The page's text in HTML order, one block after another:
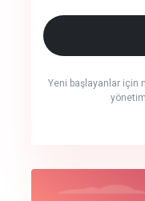
Yeni başlayanlar için
crm